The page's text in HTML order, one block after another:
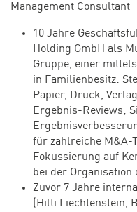
Management Consultant
10 Jahre
Holding GmbH als
Gruppe, einer
in Familienbesitz:
Papier, Druck,
Ergebnis-Reviews;
für zahlreiche M&A-
Fokussierung auf
bei der
Zuvor 7 Jahre
(Hilti Liechtenstein,